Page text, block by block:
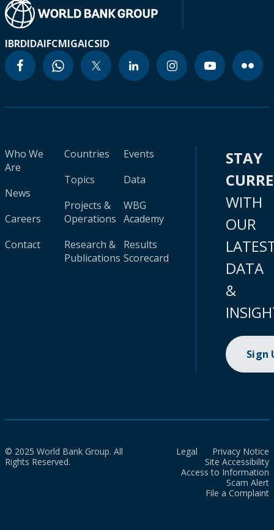
IBRDIDAIFCMIGAICSID
Who We
Are
News
Careers
Contact
Countries
Topics
Projects &
Operations
Research &
Publications
Events
Data
WBG
Academy
Results
Scorecard
STAY
WITH
OUR
DATA
&
Sign
© 2025 World Bank Group. All
Rights Reserved.
Legal
Privacy Notice
Site Accessibility
Access to Information
Scam Alert
File a Complaint